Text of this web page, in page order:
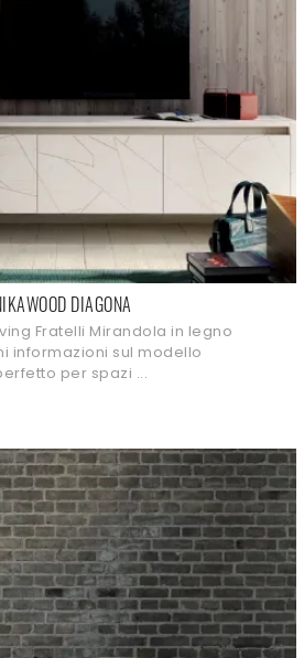
DIAGONA
Fratelli Mirandola in legno
informazioni sul modello
per spazi ...